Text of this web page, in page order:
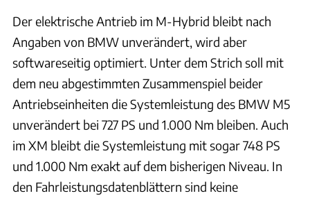
Der elektrische Antrieb im M-Hybrid bleibt nach
Angaben von BMW unverändert, wird aber
softwareseitig optimiert. Unter dem Strich soll mit
dem neu abgestimmten Zusammenspiel beider
Antriebseinheiten die Systemleistung des BMW M5
unverändert bei 727 PS und 1.000 Nm bleiben. Auch
im XM bleibt die Systemleistung mit sogar 748 PS
und 1.000 Nm exakt auf dem bisherigen Niveau. In
den Fahrleistungsdatenblättern sind keine